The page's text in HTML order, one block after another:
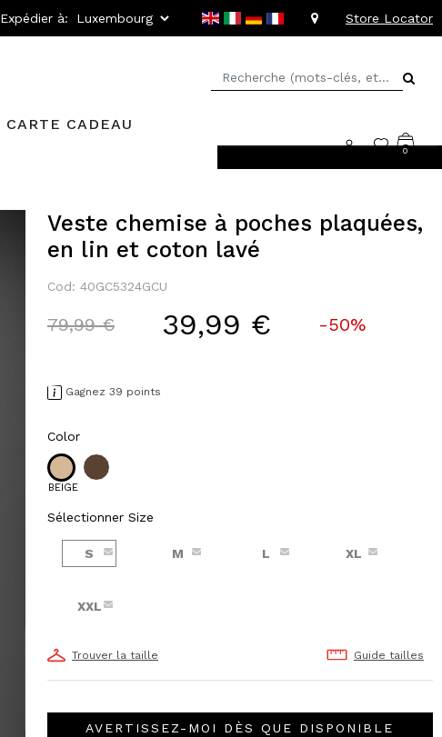
Expédier à: Store Locator
CARTE CADEAU
0
Veste chemise à poches plaquées,
en lin et coton lavé
Cod: 40GC5324GCU
Price reduced from
79,99 €to 39,99 € -50%
Gagnez 39 points
Color
BEIGE
Sélectionner Size
S M L XL
XXL
Trouver la taille Guide tailles
AVERTISSEZ-MOI DÈS QUE DISPONIBLE